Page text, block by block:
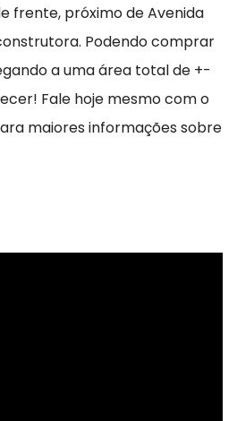
frente, próximo de Avenida
Podendo comprar
a uma área total de +-
Fale hoje mesmo com o
maiores informações sobre